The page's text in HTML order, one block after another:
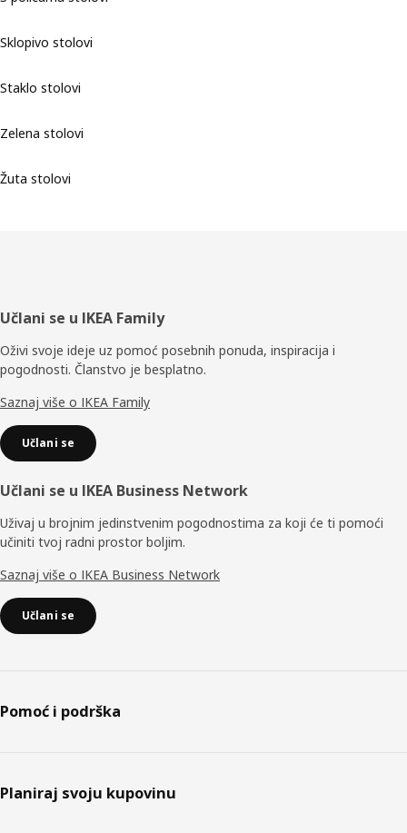
Sklopivo stolovi
Staklo stolovi
Zelena stolovi
Žuta stolovi
Podnožje
Učlani se u IKEA Family
Oživi svoje ideje uz pomoć posebnih ponuda, inspiracija i
pogodnosti. Članstvo je besplatno.
Saznaj više o IKEA Family
Učlani se
Učlani se u IKEA Business Network
Uživaj u brojnim jedinstvenim pogodnostima za koji će ti pomoći
učiniti tvoj radni prostor boljim.
Saznaj više o IKEA Business Network
Učlani se
Pomoć i podrška
Planiraj svoju kupovinu